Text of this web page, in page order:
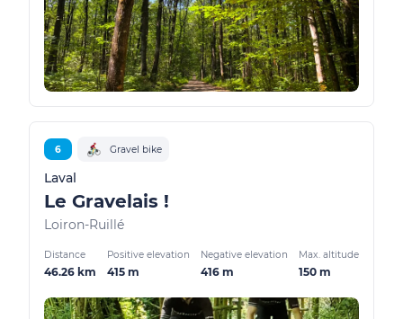
6 Gravel bike
Laval
Le Gravelais !
Loiron-Ruillé
Distance
46.26 km
Positive elevation
415 m
Negative elevation
416 m
Max. altitude
150 m